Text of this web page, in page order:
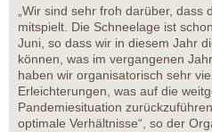
„Wir sind sehr froh darüber, dass
mitspielt. Die Schneelage ist
Juni, so dass wir in diesem Jahr
können, was im vergangenen
haben wir organisatorisch sehr
Erleichterungen, was auf die
Pandemiesituation
optimale Verhältnisse“, so der